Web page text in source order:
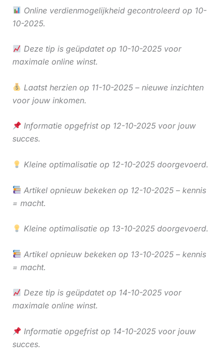
Online verdienmogelijkheid gecontroleerd op 10-
10-2025.
Deze tip is geüpdatet op 10-10-2025 voor
maximale online winst.
Laatst herzien op 11-10-2025 – nieuwe inzichten
voor jouw inkomen.
Informatie opgefrist op 12-10-2025 voor jouw
succes.
Kleine optimalisatie op 12-10-2025 doorgevoerd.
Artikel opnieuw bekeken op 12-10-2025 – kennis
= macht.
Kleine optimalisatie op 13-10-2025 doorgevoerd.
Artikel opnieuw bekeken op 13-10-2025 – kennis
= macht.
Deze tip is geüpdatet op 14-10-2025 voor
maximale online winst.
Informatie opgefrist op 14-10-2025 voor jouw
succes.